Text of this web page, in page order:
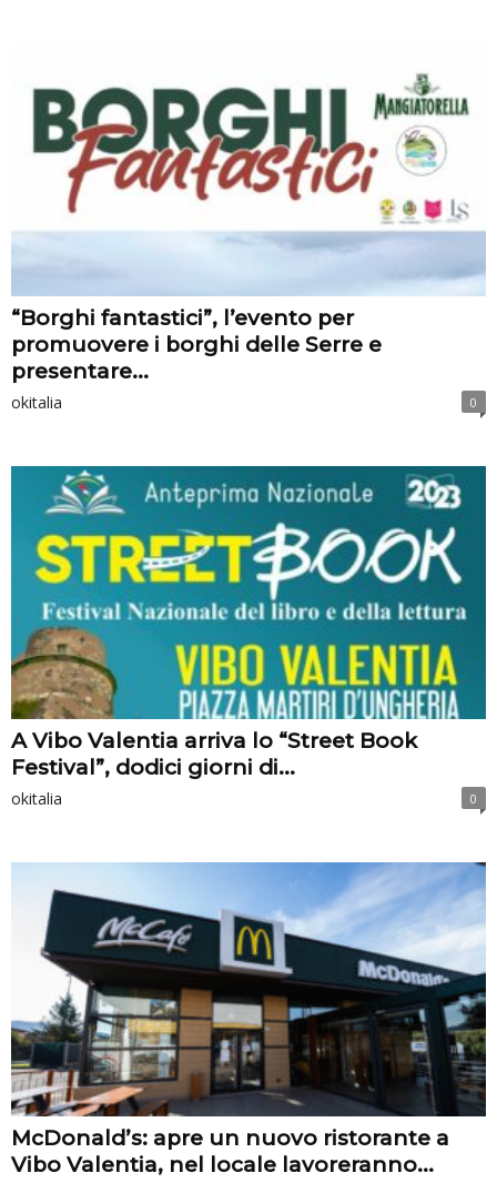
“Borghi fantastici”, l’evento per
promuovere i borghi delle Serre e
presentare...
okitalia 0
A Vibo Valentia arriva lo “Street Book
Festival”, dodici giorni di...
okitalia 0
McDonald’s: apre un nuovo ristorante a
Vibo Valentia, nel locale lavoreranno...